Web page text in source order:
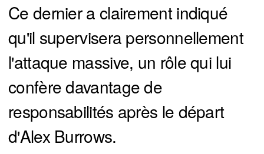
Ce dernier a clairement indiqué
qu'il supervisera personnellement
l'attaque massive, un rôle qui lui
confère davantage de
responsabilités après le départ
d'Alex Burrows.